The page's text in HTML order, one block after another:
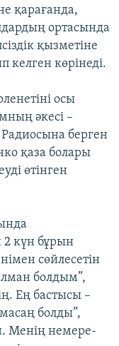
қарағанда,
ортасында
қызметіне
келген көрінеді.
осы
әкесі –
берген
қаза болары
өтінген
2 күн бұрын
сөйлесетін
болдым”,
Ең бастысы –
болды”,
Менің немере-